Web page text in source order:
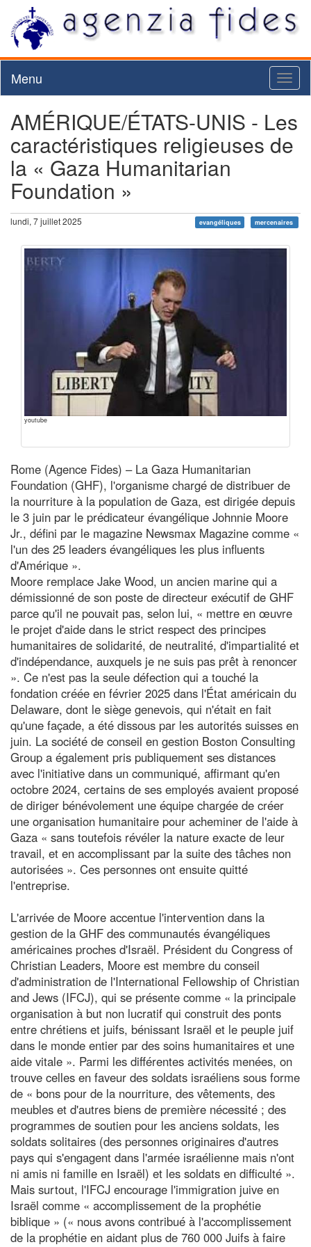
Menu
AMÉRIQUE/ÉTATS-UNIS - Les
caractéristiques religieuses de
la « Gaza Humanitarian
Foundation »
lundi, 7 juillet 2025 evangéliques mercenaires
youtube
Rome (Agence Fides) – La Gaza Humanitarian
Foundation (GHF), l'organisme chargé de distribuer de
la nourriture à la population de Gaza, est dirigée depuis
le 3 juin par le prédicateur évangélique Johnnie Moore
Jr., défini par le magazine Newsmax Magazine comme «
l'un des 25 leaders évangéliques les plus influents
d'Amérique ».
Moore remplace Jake Wood, un ancien marine qui a
démissionné de son poste de directeur exécutif de GHF
parce qu'il ne pouvait pas, selon lui, « mettre en œuvre
le projet d'aide dans le strict respect des principes
humanitaires de solidarité, de neutralité, d'impartialité et
d'indépendance, auxquels je ne suis pas prêt à renoncer
». Ce n'est pas la seule défection qui a touché la
fondation créée en février 2025 dans l'État américain du
Delaware, dont le siège genevois, qui n'était en fait
qu'une façade, a été dissous par les autorités suisses en
juin. La société de conseil en gestion Boston Consulting
Group a également pris publiquement ses distances
avec l'initiative dans un communiqué, affirmant qu'en
octobre 2024, certains de ses employés avaient proposé
de diriger bénévolement une équipe chargée de créer
une organisation humanitaire pour acheminer de l'aide à
Gaza « sans toutefois révéler la nature exacte de leur
travail, et en accomplissant par la suite des tâches non
autorisées ». Ces personnes ont ensuite quitté
l'entreprise.
L'arrivée de Moore accentue l'intervention dans la
gestion de la GHF des communautés évangéliques
américaines proches d'Israël. Président du Congress of
Christian Leaders, Moore est membre du conseil
d'administration de l'International Fellowship of Christian
and Jews (IFCJ), qui se présente comme « la principale
organisation à but non lucratif qui construit des ponts
entre chrétiens et juifs, bénissant Israël et le peuple juif
dans le monde entier par des soins humanitaires et une
aide vitale ». Parmi les différentes activités menées, on
trouve celles en faveur des soldats israéliens sous forme
de « bons pour de la nourriture, des vêtements, des
meubles et d'autres biens de première nécessité ; des
programmes de soutien pour les anciens soldats, les
soldats solitaires (des personnes originaires d'autres
pays qui s'engagent dans l'armée israélienne mais n'ont
ni amis ni famille en Israël) et les soldats en difficulté ».
Mais surtout, l'IFCJ encourage l'immigration juive en
Israël comme « accomplissement de la prophétie
biblique » (« nous avons contribué à l'accomplissement
de la prophétie en aidant plus de 760 000 Juifs à faire